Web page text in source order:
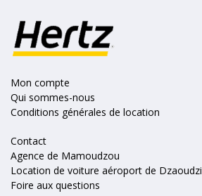
Mon compte
Qui sommes-nous
Conditions générales de location
Contact
Agence de Mamoudzou
Location de voiture aéroport de Dzaoudzi
Foire aux questions